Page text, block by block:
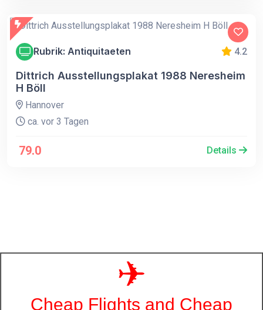
Rubrik: Antiquitaeten 4.2
Dittrich Ausstellungsplakat 1988 Neresheim
H Böll
Hannover
ca. vor 3 Tagen
79.0 Details